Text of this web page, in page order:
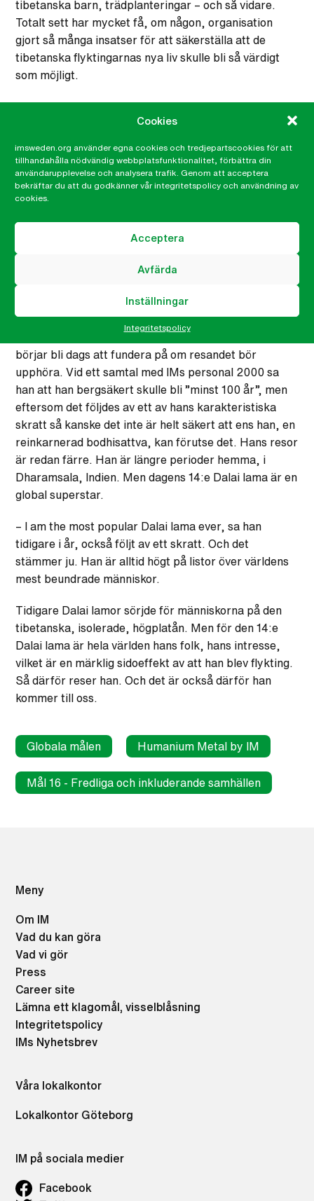
Cookies
imsweden.org använder egna cookies och tredjepartscookies för att
tillhandahålla nödvändig webbplatsfunktionalitet, förbättra din
användarupplevelse och analysera trafik. Genom att acceptera
bekräftar du att du godkänner vår integritetspolicy och användning av
cookies.
Acceptera
Avfärda
Inställningar
Integritetspolicy
tibetanska barn, trädplanteringar – och så vidare.
Totalt sett har mycket få, om någon, organisation
gjort så många insatser för att säkerställa att de
tibetanska flyktingarnas nya liv skulle bli så värdigt
som möjligt.
Dalai lama fram. Idag ger IM främst stöd till den
kapacitet att själva effektivt se till att undervisning,
hälsa och försörjning är tillgängligt för de tibetanska
flyktingarna.
Dalai lama i sin tur är en av förespråkarna för
Humanium Metal, IMs initiativ för fredliga samhällen
Dalai lama en resande superstar
När Dalai lama nu i september anländer till IM och
börjar bli dags att fundera på om resandet bör
upphöra. Vid ett samtal med IMs personal 2000 sa
han att han bergsäkert skulle bli ”minst 100 år”, men
eftersom det följdes av ett av hans karakteristiska
skratt så kanske det inte är helt säkert att ens han, en
reinkarnerad bodhisattva, kan förutse det. Hans resor
är redan färre. Han är längre perioder hemma, i
Dharamsala, Indien. Men dagens 14:e Dalai lama är en
global superstar.
– I am the most popular Dalai lama ever, sa han
tidigare i år, också följt av ett skratt. Och det
stämmer ju. Han är alltid högt på listor över världens
mest beundrade människor.
Tidigare Dalai lamor sörjde för människorna på den
tibetanska, isolerade, högplatån. Men för den 14:e
Dalai lama är hela världen hans folk, hans intresse,
vilket är en märklig sidoeffekt av att han blev flykting.
Så därför reser han. Och det är också därför han
kommer till oss.
Globala målen Humanium Metal by IM
Mål 16 - Fredliga och inkluderande samhällen
Meny
Om IM
Vad du kan göra
Vad vi gör
Press
Career site
Lämna ett klagomål, visselblåsning
Integritetspolicy
IMs Nyhetsbrev
Våra lokalkontor
Lokalkontor Göteborg
IM på sociala medier
Facebook